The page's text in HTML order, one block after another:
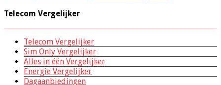
Telecom Vergelijker
Telecom Vergelijker
Sim Only Vergelijker
Alles in één Vergelijker
Energie Vergelijker
Dagaanbiedingen